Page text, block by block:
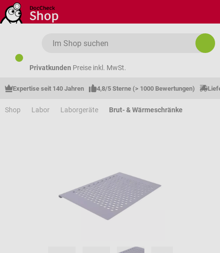
Zum Hauptinhalt springen
Privatkunden Preise inkl. MwSt.
Expertise seit 140 Jahren 4,8/5 Sterne (> 1000 Bewertungen)
Shop Labor Laborgeräte Brut- & Wärmeschränke